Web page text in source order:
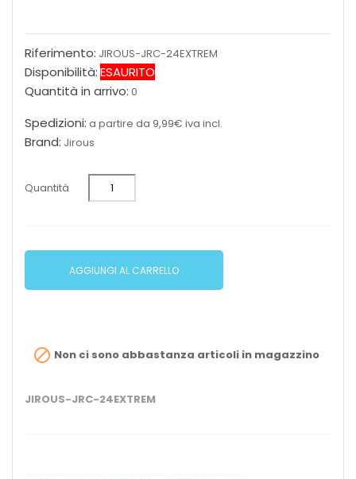
Riferimento: JIROUS-JRC-24EXTREM
Disponibilità:ESAURITO
Quantità in arrivo: 0
Spedizioni: a partire da 9,99€ iva incl.
Brand: Jirous
Quantità
AGGIUNGI AL CARRELLO
 Non ci sono abbastanza articoli in magazzino
JIROUS-JRC-24EXTREM